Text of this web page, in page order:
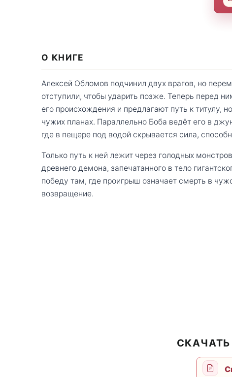
О КНИГЕ
Алексей Обломов подчинил двух врагов, но
отступили, чтобы ударить позже. Теперь перед
его происхождения и предлагают путь к титулу,
чужих планах. Параллельно Боба ведёт его в
где в пещере под водой скрывается сила,
Только путь к ней лежит через голодных
древнего демона, запечатанного в тело
победу там, где проигрыш означает смерть в
возвращение.